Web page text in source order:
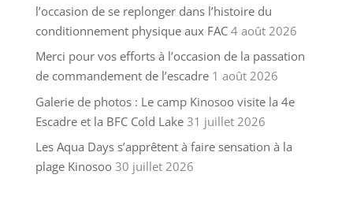
l’occasion de se replonger dans l’histoire du
conditionnement physique aux FAC 4 août 2026
Merci pour vos efforts à l’occasion de la passation
de commandement de l’escadre 1 août 2026
Galerie de photos : Le camp Kinosoo visite la 4e
Escadre et la BFC Cold Lake 31 juillet 2026
Les Aqua Days s’apprêtent à faire sensation à la
plage Kinosoo 30 juillet 2026